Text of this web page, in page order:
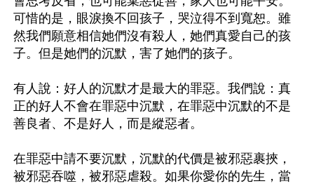
可惜的是，眼淚換不回孩子，哭泣得不到寬恕。雖
然我們願意相信她們沒有殺人，她們真愛自己的孩
子。但是她們的沉默，害了她們的孩子。
有人說：好人的沉默才是最大的罪惡。我們說：真
正的好人不會在罪惡中沉默，在罪惡中沉默的不是
善良者、不是好人，而是縱惡者。
在罪惡中請不要沉默，沉默的代價是被邪惡裹挾，
被邪惡吞噬，被邪惡虐殺。如果你愛你的先生，當